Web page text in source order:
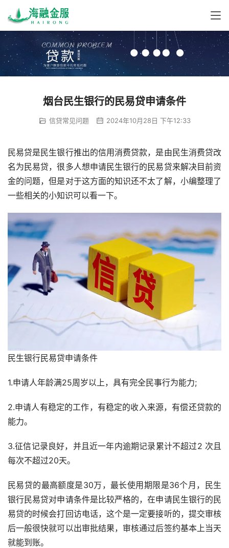
烟台民生银行的民易贷申请条件
信贷常见问题 2024年10月28日 下午12:33
民易贷是民生银行推出的信用消费贷款，是由民生消费贷改
名为民易贷，很多人想申请民生银行的民易贷来解决目前资
金的问题，但是对于这方面的知识还不太了解，小编整理了
一些相关的小知识可以看一下。
民生银行民易贷申请条件
1.申请人年龄满25周岁以上，具有完全民事行为能力;
2.申请人有稳定的工作，有稳定的收入来源，有偿还贷款的
能力。
3.征信记录良好，并且近一年内逾期记录累计不超过2 次且
每次不超过20天。
民易贷的最高额度是30万，最长使用期限是36个月，民生
银行民易贷对申请条件是比较严格的，在申请民生银行的民
易贷的时候会打回访电话，这个是一定要接听的，提交审核
后一般很快就可以出审批结果，审核通过后签约基本上当天
就能到账。